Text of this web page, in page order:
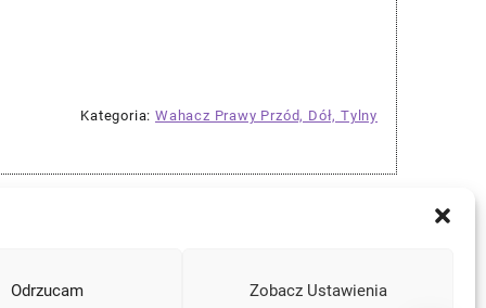
Odrzucam Zobacz Ustawienia
Kategoria: Wahacz Prawy Przód, Dół, Tylny